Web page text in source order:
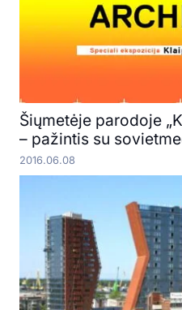
Šiųmetėje parodoje
– pažintis su
2016.06.08